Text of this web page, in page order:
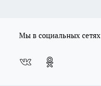
Мы в социальных сетях